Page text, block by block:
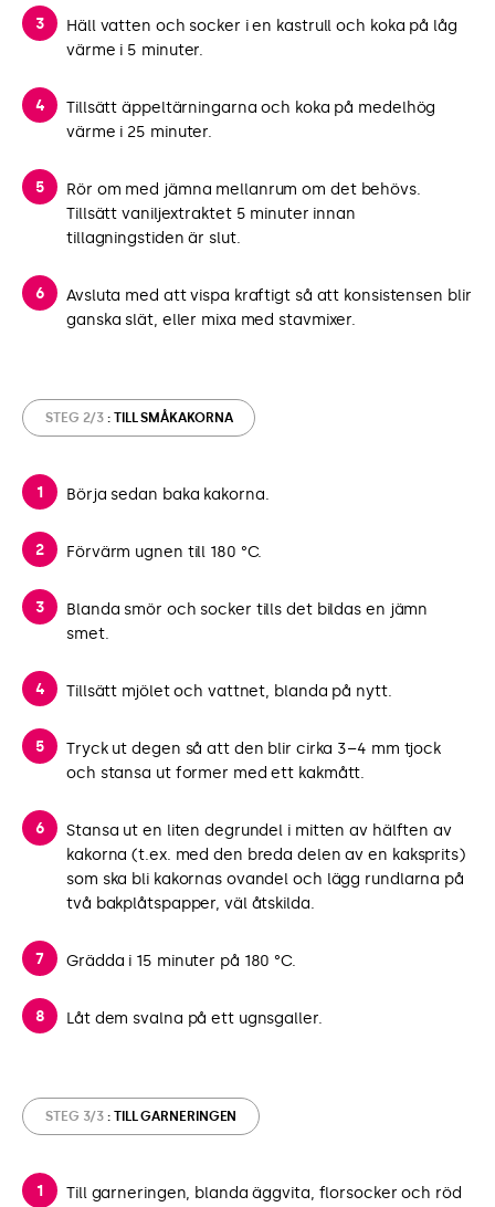
Häll vatten och socker i en kastrull och koka på låg
värme i 5 minuter.
Tillsätt äppeltärningarna och koka på medelhög
värme i 25 minuter.
Rör om med jämna mellanrum om det behövs.
Tillsätt vaniljextraktet 5 minuter innan
tillagningstiden är slut.
Avsluta med att vispa kraftigt så att konsistensen blir
ganska slät, eller mixa med stavmixer.
STEG 2/3 : TILL SMÅKAKORNA
Börja sedan baka kakorna.
Förvärm ugnen till 180 °C.
Blanda smör och socker tills det bildas en jämn
smet.
Tillsätt mjölet och vattnet, blanda på nytt.
Tryck ut degen så att den blir cirka 3–4 mm tjock
och stansa ut former med ett kakmått.
Stansa ut en liten degrundel i mitten av hälften av
kakorna (t.ex. med den breda delen av en kaksprits)
som ska bli kakornas ovandel och lägg rundlarna på
två bakplåtspapper, väl åtskilda.
Grädda i 15 minuter på 180 °C.
Låt dem svalna på ett ugnsgaller.
STEG 3/3 : TILL GARNERINGEN
Till garneringen, blanda äggvita, florsocker och röd